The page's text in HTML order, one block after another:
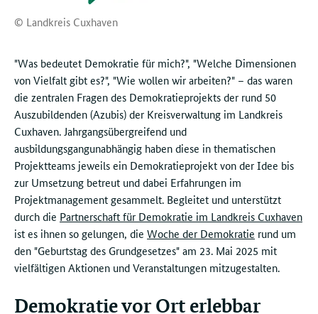
© Landkreis Cuxhaven
"Was bedeutet Demokratie für mich?", "Welche Dimensionen
von Vielfalt gibt es?", "Wie wollen wir arbeiten?" – das waren
die zentralen Fragen des Demokratieprojekts der rund 50
Auszubildenden (Azubis) der Kreisverwaltung im Landkreis
Cuxhaven. Jahrgangsübergreifend und
ausbildungsgangunabhängig haben diese in thematischen
Projektteams jeweils ein Demokratieprojekt von der Idee bis
zur Umsetzung betreut und dabei Erfahrungen im
Projektmanagement gesammelt. Begleitet und unterstützt
durch die Partnerschaft für Demokratie im Landkreis Cuxhaven
ist es ihnen so gelungen, die Woche der Demokratie rund um
den "Geburtstag des Grundgesetzes" am 23. Mai 2025 mit
vielfältigen Aktionen und Veranstaltungen mitzugestalten.
Demokratie vor Ort erlebbar